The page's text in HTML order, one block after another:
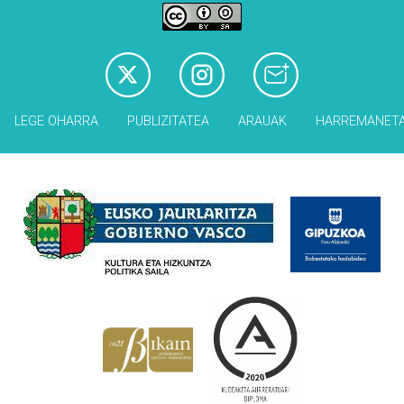
LEGE OHARRA PUBLIZITATEA ARAUAK